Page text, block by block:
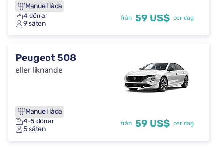
Manuell låda
4 dörrar
9 säten
från 59 US$ per dag
Peugeot 508
eller liknande
Manuell låda
4-5 dörrar
5 säten
från 59 US$ per dag